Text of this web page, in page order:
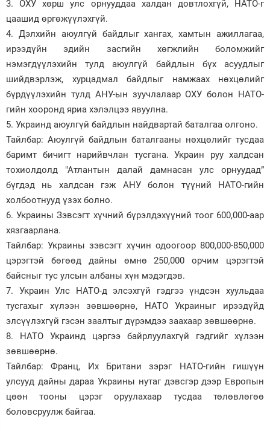
3. ОХУ хөрш улс орнууддаа халдан довтлохгүй, НАТО-г
цаашид өргөжүүлэхгүй.
4. Дэлхийн аюулгүй байдлыг хангах, хамтын ажиллагаа,
ирээдүйн эдийн засгийн хөгжлийн боломжийг
нэмэгдүүлэхийн тулд аюулгүй байдлын бүх асуудлыг
шийдвэрлэж, хурцадмал байдлыг намжаах нөхцөлийг
бүрдүүлэхийн тулд АНУ-ын зуучлалаар ОХУ болон НАТО-
гийн хооронд яриа хэлэлцээ явуулна.
5. Украинд аюулгүй байдлын найдвартай баталгаа олгоно.
Тайлбар: Аюулгүй байдлын баталгааны нөхцөлийг тусдаа
баримт бичигт нарийвчлан тусгана. Украин руу халдсан
тохиолдолд "Атлантын далай дамнасан улс орнуудад”
бүгдэд нь халдсан гэж АНУ болон түүний НАТО-гийн
холбоотнууд үзэх болно.
6. Украины Зэвсэгт хүчний бүрэлдэ­хүүний тоог 600,000-аар
хязгаарлана.
Тайлбар: Украины зэвсэгт хүчин одоогоор 800,000-850,000
цэрэгтэй бөгөөд дайны өмнө 250,000 орчим цэрэгтэй
байсныг тус улсын албаны хүн мэдэгдэв.
7. Украин Улс НАТО-д элсэхгүй гэдгээ үндсэн хуульдаа
тусгахыг хүлээн зөвшөөрнө, НАТО Украиныг ирээдүйд
элсүүлэхгүй гэсэн заалтыг дүрэмдээ заахаар зөвшөөрнө.
8. НАТО Украинд цэргээ байрлуулахгүй гэдгийг хүлээн
зөвшөөрнө.
Тайлбар: Франц, Их Британи зэрэг НАТО-гийн гишүүн
улсууд дайны дараа Украины нутаг дэвсгэр дээр Европын
цөөн тооны цэрэг оруулахаар тусдаа төлөвлөгөө
боловсруулж байгаа.